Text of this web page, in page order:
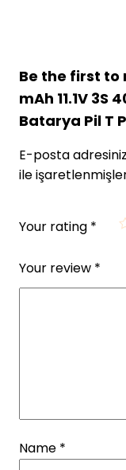
Be the first to
mAh 11.1V 3S
Batarya Pil T
E-posta
ile
Your rating *
Your review *
Name *